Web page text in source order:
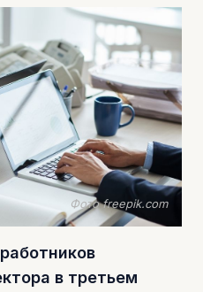
Фото freepik.com
в третьем